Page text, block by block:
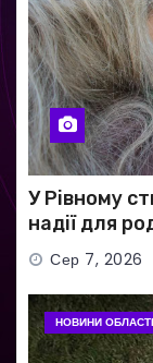
У Рівному
надії для
полонених
Сер 7, 2026
НОВИНИ ОБЛАСТІ